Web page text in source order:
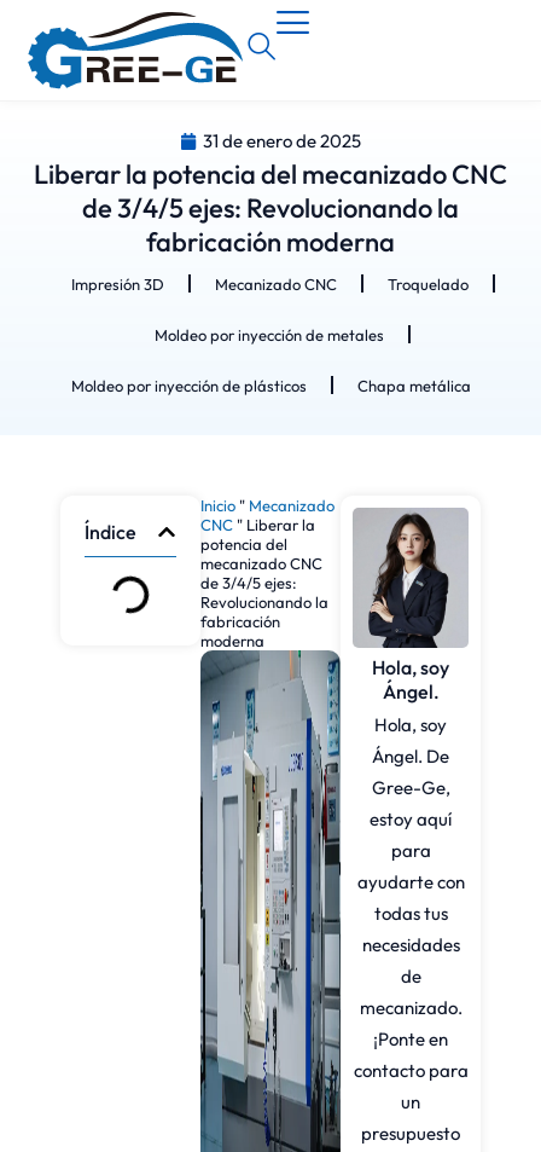
31 de enero de 2025
Liberar la potencia del mecanizado CNC
de 3/4/5 ejes: Revolucionando la
fabricación moderna
Impresión 3D Mecanizado CNC Troquelado
Moldeo por inyección de metales
Moldeo por inyección de plásticos Chapa metálica
Índice
Inicio " Mecanizado
CNC " Liberar la
potencia del
mecanizado CNC
de 3/4/5 ejes:
Revolucionando la
fabricación
moderna
Hola, soy
Ángel.
Hola, soy
Ángel. De
Gree-Ge,
estoy aquí
para
ayudarte con
todas tus
necesidades
de
mecanizado.
¡Ponte en
contacto para
un
presupuesto